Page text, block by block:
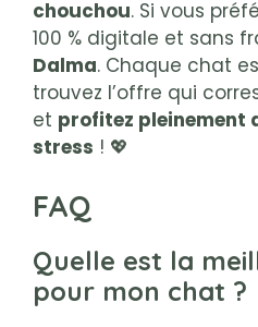
chouchou. Si vous
100 % digitale et sans
Dalma. Chaque chat
trouvez l’offre qui
et profitez pleinement
stress ! 💖
FAQ
Quelle est la
pour mon chat ?